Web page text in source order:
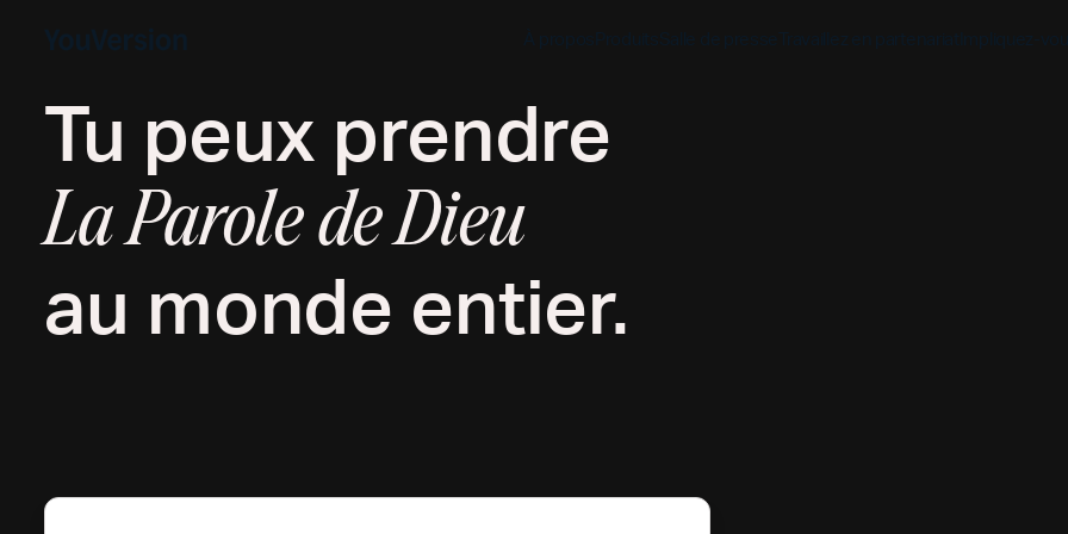
Tu peux prendre
La Parole de Dieu
au monde entier.